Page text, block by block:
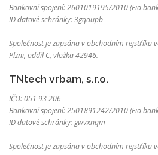
Bankovní spojení: 2601019195/2010 (Fio
ID datové schránky: 3gqaupb
Společnost je zapsána v obchodním rejstříku
Plzni, oddíl C, vložka 42946.
TNtech vrbam, s.r.o.
IČO: 051 93 206
Bankovní spojení: 2501891242/2010 (Fio
ID datové schránky: gwvxnqm
Společnost je zapsána v obchodním rejstříku